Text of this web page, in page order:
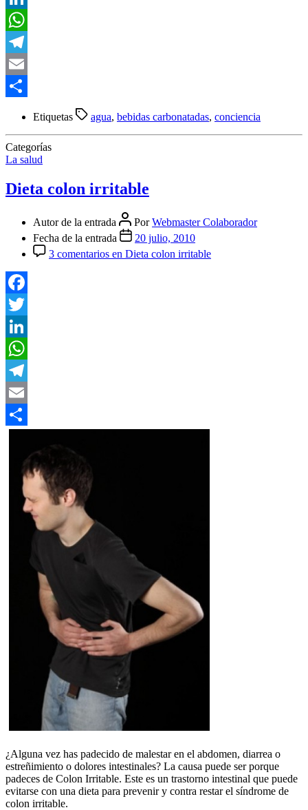
LinkedIn
WhatsApp
Telegram
Email
Etiquetas agua, bebidas carbonatadas, conciencia
Categorías
La salud
Dieta colon irritable
Autor de la entrada PorWebmaster Colaborador
Fecha de la entrada
20 julio, 2010
3 comentarios en Dieta colon irritable
Facebook
Twitter
LinkedIn
WhatsApp
Telegram
Email
¿Alguna vez has padecido de malestar en el abdomen, diarrea o
estreñimiento o dolores intestinales? La causa puede ser porque
padeces de Colon Irritable. Este es un trastorno intestinal que puede
evitarse con una dieta para prevenir y contra restar el síndrome de
colon irritable.